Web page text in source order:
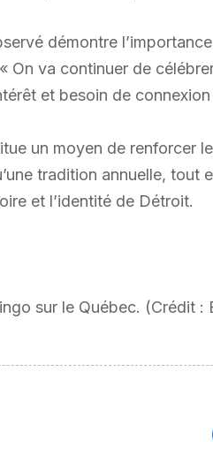
démontre
On va continuer de
et besoin de
un moyen de renforcer
tradition annuelle, tout
et l’identité de Détroit.
sur le Québec. (Crédit :